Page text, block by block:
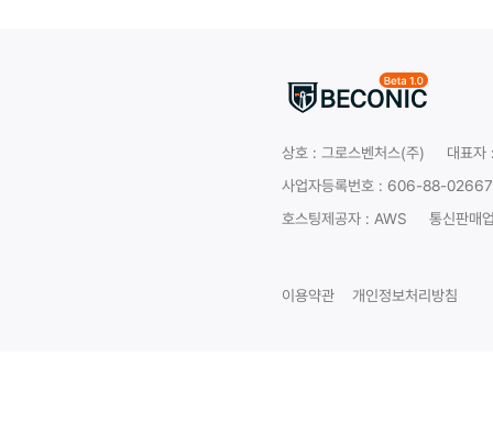
상호 : 그로스벤처스(주)
대표자
사업자등록번호 : 606-88-02667
호스팅제공자 : AWS
통신판매
이용약관 개인정보처리방침